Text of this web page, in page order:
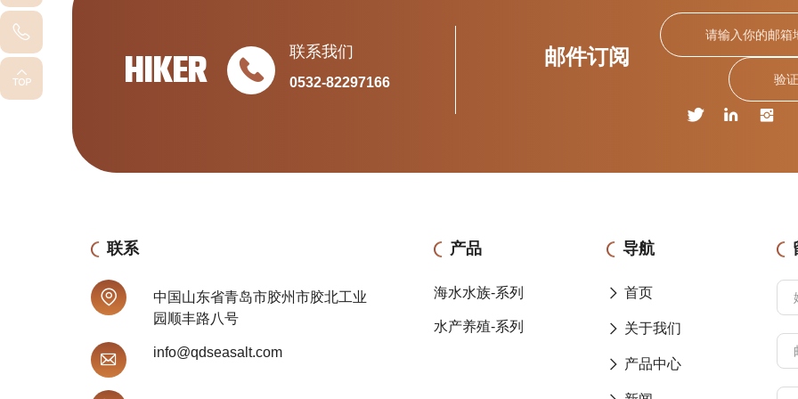
HIKER 联系我们
0532-82297166
邮件订阅
联系
中国山东省青岛市胶州市胶北工业
园顺丰路八号
info@qdseasalt.com
产品
海水水族-系列
水产养殖-系列
导航
首页
关于我们
产品中心